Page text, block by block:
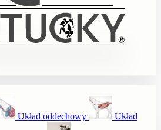
Układ oddechowy Układ